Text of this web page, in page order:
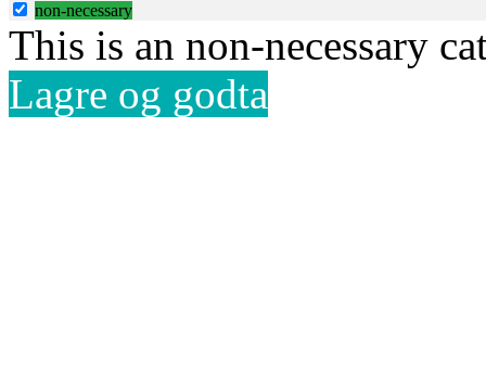
non-necessary
This is an non-necessary
Lagre og godta